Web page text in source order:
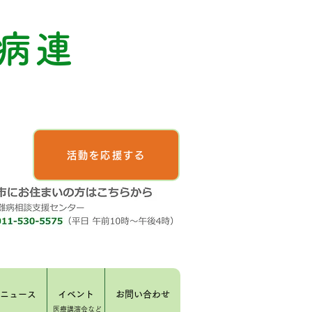
連
活動を応援する
ニュース イベント お問い合わせ
​医療講演会など